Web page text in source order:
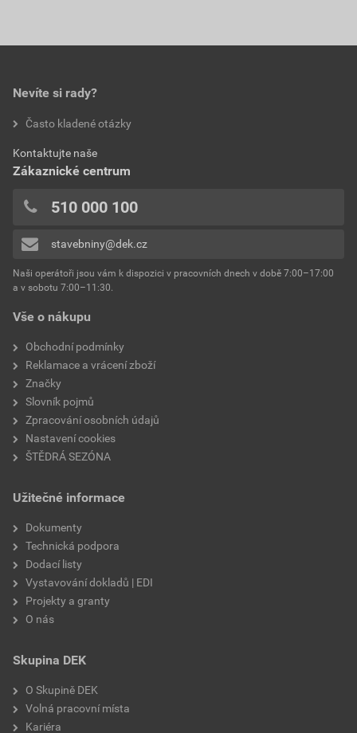
Vše o nákupu
Obchodní podmínky
Reklamace a vrácení zboží
Značky
Slovník pojmů
Zpracování osobních údajů
Nastavení cookies
ŠTĚDRÁ SEZÓNA
Užitečné informace
Dokumenty
Technická podpora
Dodací listy
Vystavování dokladů | EDI
Projekty a granty
O nás
Skupina DEK
O Skupině DEK
Volná pracovní místa
Kariéra
Nevíte si rady?
Často kladené otázky
Kontaktujte naše
Zákaznické centrum
510 000 100
stavebniny@dek.cz
Naši operátoři jsou vám k dispozici v pracovních dnech v době 7:00–17:00
a v sobotu 7:00–11:30.